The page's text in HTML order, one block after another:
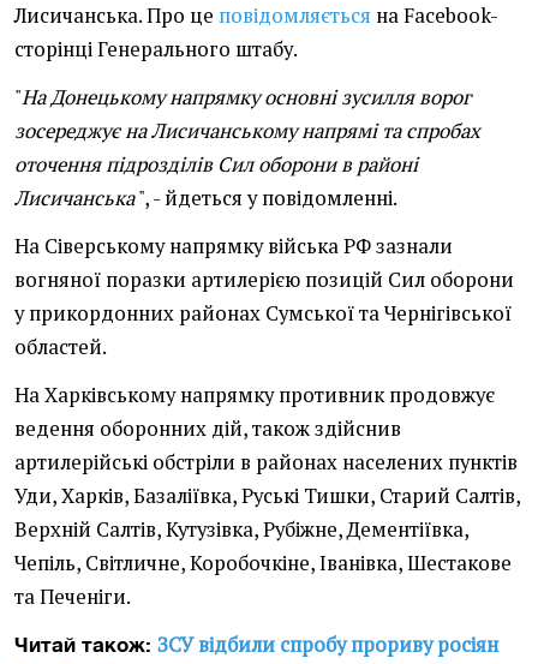
Лисичанська. Про це повідомляється на Facebook-
сторінці Генерального штабу.
"На Донецькому напрямку основні зусилля ворог
зосереджує на Лисичанському напрямі та спробах
оточення підрозділів Сил оборони в районі
Лисичанська", - йдеться у повідомленні.
На Сіверському напрямку війська РФ зазнали
вогняної поразки артилерією позицій Сил оборони
у прикордонних районах Сумської та Чернігівської
областей.
На Харківському напрямку противник продовжує
ведення оборонних дій, також здійснив
артилерійські обстріли в районах населених пунктів
Уди, Харків, Базаліївка, Руські Тишки, Старий Салтів,
Верхній Салтів, Кутузівка, Рубіжне, Дементіївка,
Чепіль, Світличне, Коробочкіне, Іванівка, Шестакове
та Печеніги.
Читай також: ЗСУ відбили спробу прориву росіян